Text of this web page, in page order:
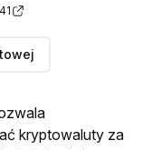
kryptowaluty za